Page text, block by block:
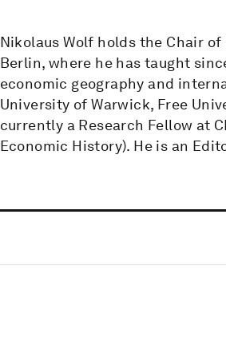
Nikolaus Wolf holds the Chair
Berlin, where he has taught
economic geography and
University of Warwick, Free
currently a Research Fellow at
Economic History). He is an